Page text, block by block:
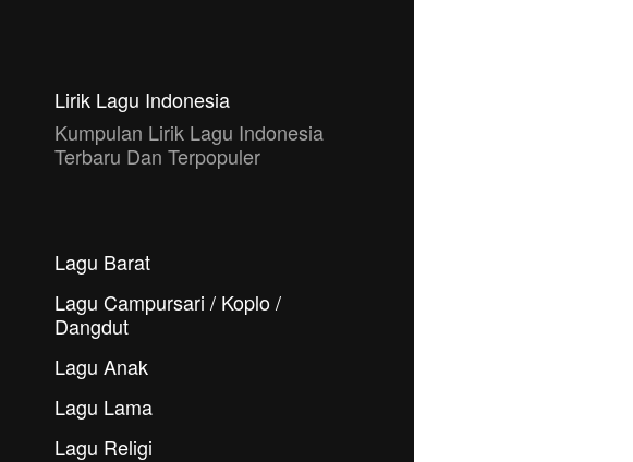
Lirik Lagu Indonesia
Kumpulan Lirik Lagu Indonesia
Terbaru Dan Terpopuler
Lagu Barat
Lagu Campursari / Koplo /
Dangdut
Lagu Anak
Lagu Lama
Lagu Religi